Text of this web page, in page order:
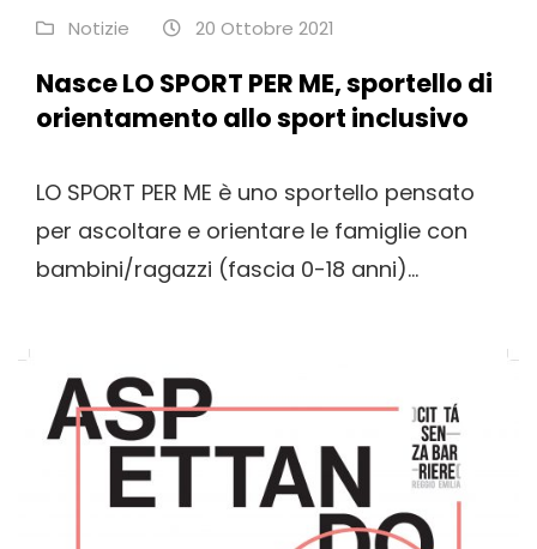
Notizie 20 Ottobre 2021
Nasce LO SPORT PER ME, sportello di
orientamento allo sport inclusivo
LO SPORT PER ME è uno sportello pensato
per ascoltare e orientare le famiglie con
bambini/ragazzi (fascia 0-18 anni)...